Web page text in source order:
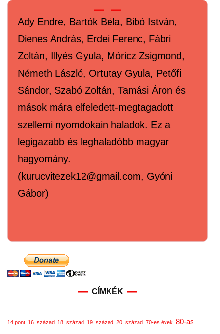
Ady Endre, Bartók Béla, Bibó István,
Dienes András, Erdei Ferenc, Fábri
Zoltán, Illyés Gyula, Móricz Zsigmond,
Németh László, Ortutay Gyula, Petőfi
Sándor, Szabó Zoltán, Tamási Áron és
mások mára elfeledett-megtagadott
szellemi nyomdokain haladok. Ez a
legigazabb és leghaladóbb magyar
hagyomány.
(kurucvitezek12@gmail.com, Gyóni
Gábor)
CÍMKÉK
14 pont 16. század 18. század 19. század 20. század 70-es évek 80-as